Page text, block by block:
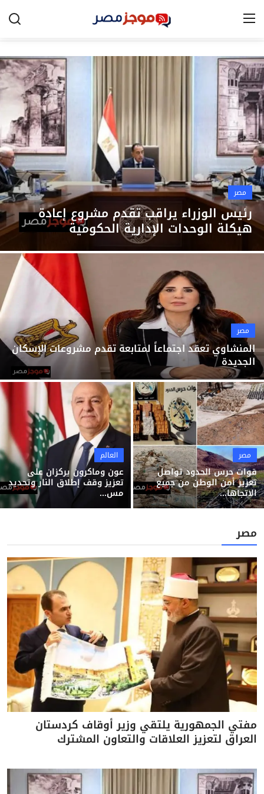
الرئيسية
مصر
الخليج
العالم
الرياضة
اقتصاد
تكنولوجيا
التعليم
منوعات
مصر
رئيس الوزراء يراقب تقدم مشروع إعادة
هيكلة الوحدات الإدارية الحكومية
مصر
المنشاوي تعقد اجتماعاً لمتابعة تقدم مشروعات الإسكان
الجديدة
مصر
قوات حرس الحدود تواصل
تعزيز أمن الوطن من جميع
الاتجاها...
العالم
عون وماكرون يركزان على
تعزيز وقف إطلاق النار وتحديد
مس...
مصر
مفتي الجمهورية يلتقي وزير أوقاف كردستان
العراق لتعزيز العلاقات والتعاون المشترك